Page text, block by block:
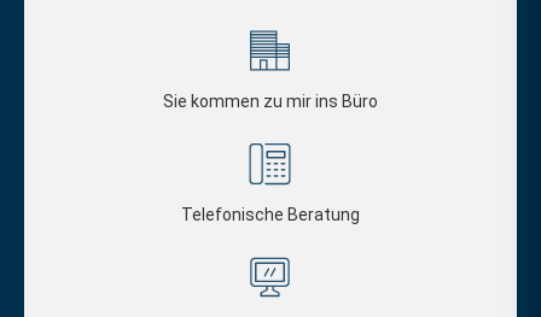
Sie kommen zu mir ins Büro
Telefonische Beratung